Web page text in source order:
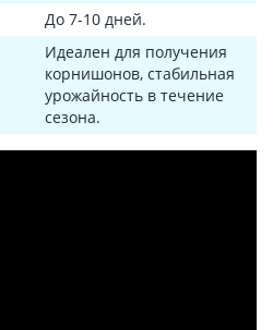
До 7-10 дней.
Идеален для получения
корнишонов, стабильная
урожайность в течение
сезона.